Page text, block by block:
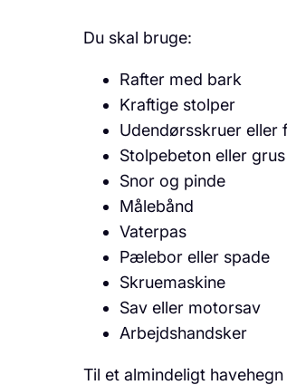
Du skal bruge:
Rafter med bark
Kraftige stolper
Udendørsskruer eller
Stolpebeton eller grus
Snor og pinde
Målebånd
Vaterpas
Pælebor eller spade
Skruemaskine
Sav eller motorsav
Arbejdshandsker
Til et almindeligt